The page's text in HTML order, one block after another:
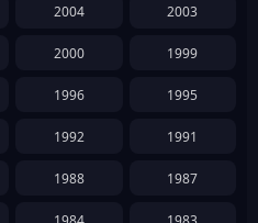
2004 2003
2000 1999
1996 1995
1992 1991
1988 1987